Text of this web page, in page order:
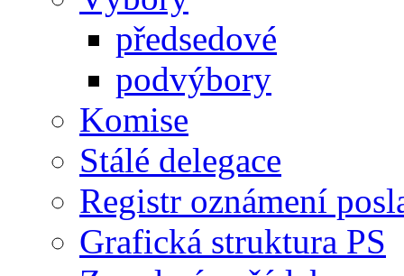
předsedové
podvýbory
Komise
Stálé delegace
Registr oznámení
Grafická struktura PS